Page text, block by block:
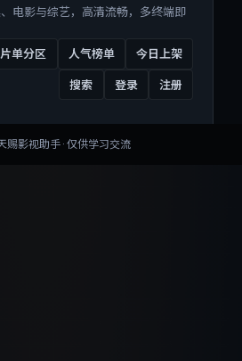
电影与综艺，高清流畅，多终端即
片单分区 人气榜单 今日上架
搜索 登录 注册
赐影视助手 · 仅供学习交流